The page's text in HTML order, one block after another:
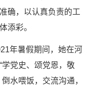
确，以认真负责的工
添彩。
年暑假期间，她在河
党史、颂党恩，敬
水喂饭，交流沟通，